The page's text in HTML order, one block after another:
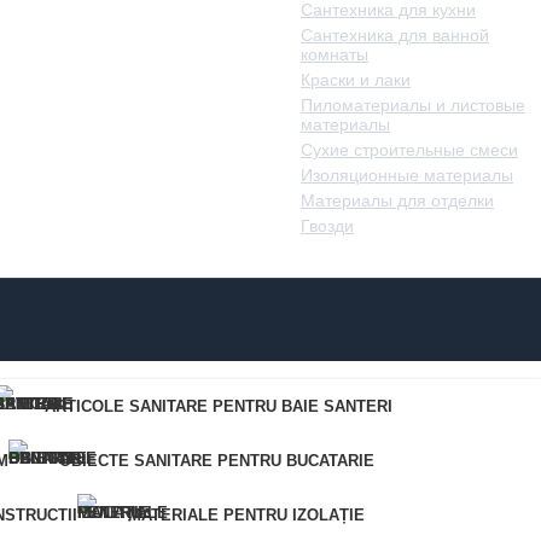
ARTICOLE SANITARE PENTRU BAIE SANTERI
OBIECTE SANITARE PENTRU BUCATARIE
MATERIALE PENTRU IZOLAȚIE
Сантехника для кухни
Сантехника для ванной
комнаты
Краски и лаки
Пиломатериалы и листовые
материалы
Сухие строительные смеси
Изоляционные материалы
Материалы для отделки
Гвозди